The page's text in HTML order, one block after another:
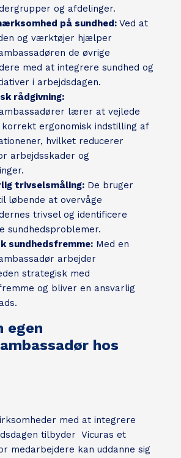
og afdelinger.
på sundhed: Ved at
og værktøjer hjælper
de øvrige
med at integrere sundhed og
i arbejdsdagen.
rådgivning:
lærer at vejlede
ergonomisk indstilling af
hvilket reducerer
arbejdsskader og
trivselsmåling: De bruger
løbende at overvåge
trivsel og identificere
sundhedsproblemer.
sundhedsfremme: Med en
arbejder
strategisk med
og bliver en ansvarlig
egen
hos
med at integrere
tilbyder Vicuras et
medarbejdere kan uddanne sig